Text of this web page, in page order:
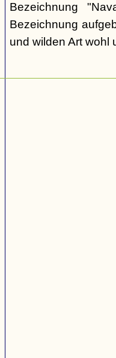
Bezeichnung
Bezeichnung
und wilden Art wohl